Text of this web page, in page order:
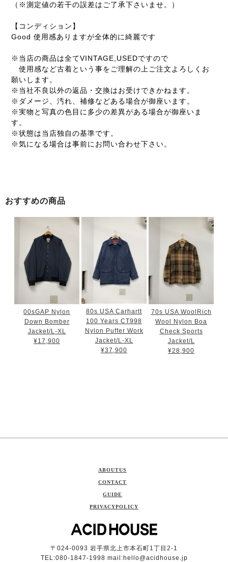
（※測定値の若干の誤差はご了承下さいませ。）
【コンディション】
Good 使用感ありますが全体的に綺麗です
※当店の商品は全てVINTAGE,USEDですので
使用感など古着という事をご理解の上ご注文よろしくお
願いします。
※当社不良以外の返品・交換はお受けできかねます。
※ダメージ、汚れ、補修などある場合が御座います。
※実物と写真の色目に多少の差異がある場合が御座いま
す。
※状態は当店独自の基準です。
※気になる場合は事前にお問い合わせ下さい。
おすすめの商品
00sGAP Nylon
Down Bomber
Jacket/L-XL
¥17,900
80s USA Carhartt
100 Years CT998
Nylon Puffer Work
Jacket/L-XL
¥37,900
70s USA WoolRich
Wool Nylon Boa
Check Sports
Jacket/L
¥28,900
ABOUTUS
CONTACT
GUIDE
PRIVACYPOLICY
〒024-0093 岩手県北上市本石町1丁目2-1
TEL:080-1847-1998 mail: hello@acidhouse.jp